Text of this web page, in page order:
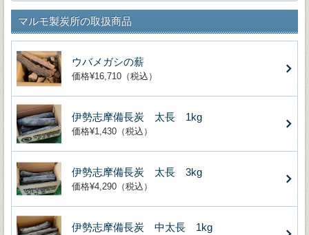
マルモ製炭所の取扱商品
ウバメガシの薪
価格¥16,710（税込）
伊勢志摩備長炭 太長 1kg
価格¥1,430（税込）
伊勢志摩備長炭 太長 3kg
価格¥4,290（税込）
伊勢志摩備長炭 中太長 1kg